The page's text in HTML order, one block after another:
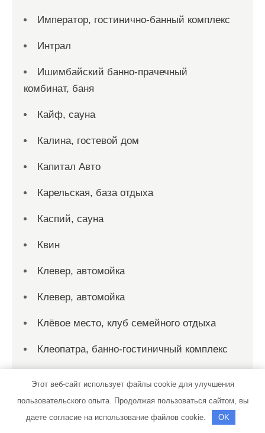
Император, гостинично-банный комплекс
Интрал
Ишимбайский банно-прачечный
комбинат, баня
Кайф, сауна
Калина, гостевой дом
Капитал Авто
Карельская, база отдыха
Каспий, сауна
Квин
Клевер, автомойка
Клевер, автомойка
Клёвое место, клуб семейного отдыха
Клеопатра, банно-гостиничный комплекс
Кмв-кму
Этот веб-сайт использует файлы cookie для улучшения
пользовательского опыта. Продолжая пользоваться сайтом, вы
даете согласие на использование файлов cookie.
OK